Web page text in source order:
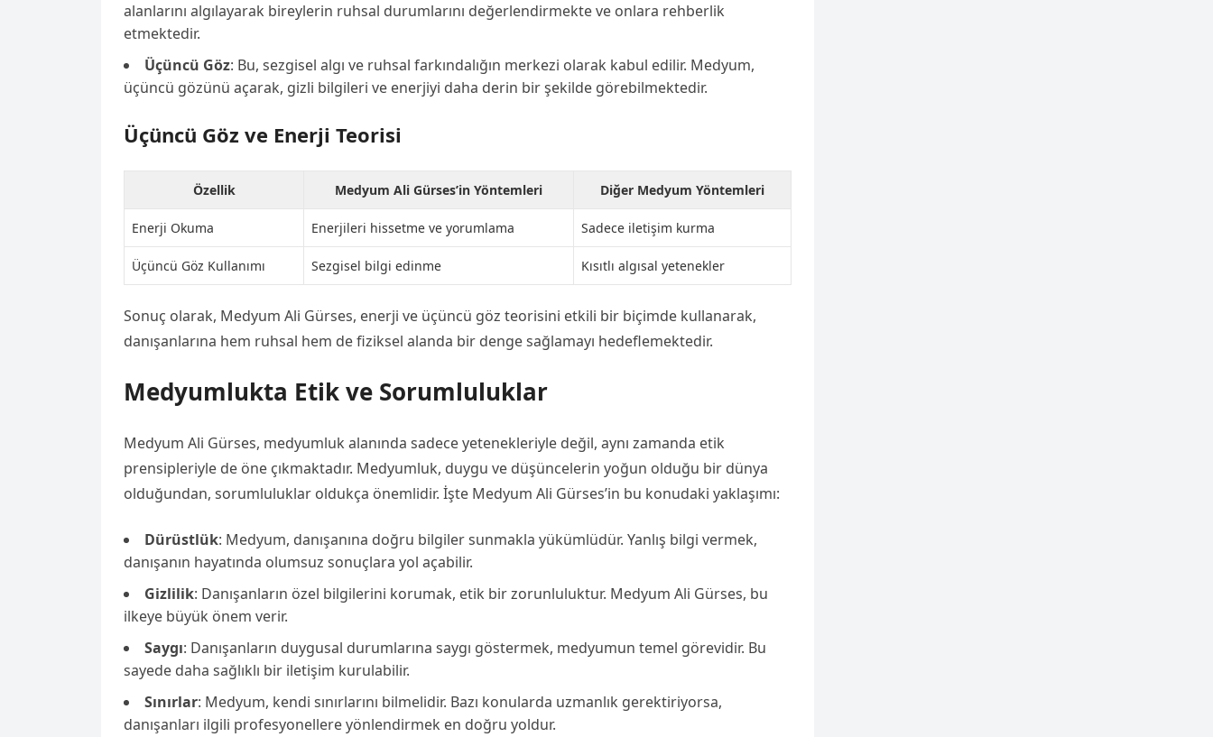
alanlarını algılayarak bireylerin ruhsal durumlarını değerlendirmekte ve onlara rehberlik
etmektedir.
Üçüncü Göz: Bu, sezgisel algı ve ruhsal farkındalığın merkezi olarak kabul edilir. Medyum,
üçüncü gözünü açarak, gizli bilgileri ve enerjiyi daha derin bir şekilde görebilmektedir.
Üçüncü Göz ve Enerji Teorisi
Özellik Medyum Ali Gürses’in Yöntemleri Diğer Medyum Yöntemleri
Enerji Okuma Enerjileri hissetme ve yorumlama Sadece iletişim kurma
Üçüncü Göz Kullanımı Sezgisel bilgi edinme Kısıtlı algısal yetenekler
Sonuç olarak, Medyum Ali Gürses, enerji ve üçüncü göz teorisini etkili bir biçimde kullanarak,
danışanlarına hem ruhsal hem de fiziksel alanda bir denge sağlamayı hedeflemektedir.
Medyumlukta Etik ve Sorumluluklar
Medyum Ali Gürses, medyumluk alanında sadece yetenekleriyle değil, aynı zamanda etik
prensipleriyle de öne çıkmaktadır. Medyumluk, duygu ve düşüncelerin yoğun olduğu bir dünya
olduğundan, sorumluluklar oldukça önemlidir. İşte Medyum Ali Gürses’in bu konudaki yaklaşımı:
Dürüstlük: Medyum, danışanına doğru bilgiler sunmakla yükümlüdür. Yanlış bilgi vermek,
danışanın hayatında olumsuz sonuçlara yol açabilir.
Gizlilik: Danışanların özel bilgilerini korumak, etik bir zorunluluktur. Medyum Ali Gürses, bu
ilkeye büyük önem verir.
Saygı: Danışanların duygusal durumlarına saygı göstermek, medyumun temel görevidir. Bu
sayede daha sağlıklı bir iletişim kurulabilir.
Sınırlar: Medyum, kendi sınırlarını bilmelidir. Bazı konularda uzmanlık gerektiriyorsa,
danışanları ilgili profesyonellere yönlendirmek en doğru yoldur.